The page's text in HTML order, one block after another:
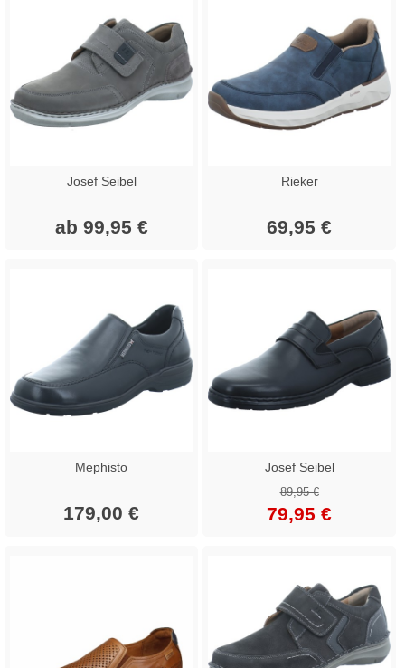
Josef Seibel
ab 99,95 €
Rieker
69,95 €
Mephisto
179,00 €
Josef Seibel
89,95 €
79,95 €